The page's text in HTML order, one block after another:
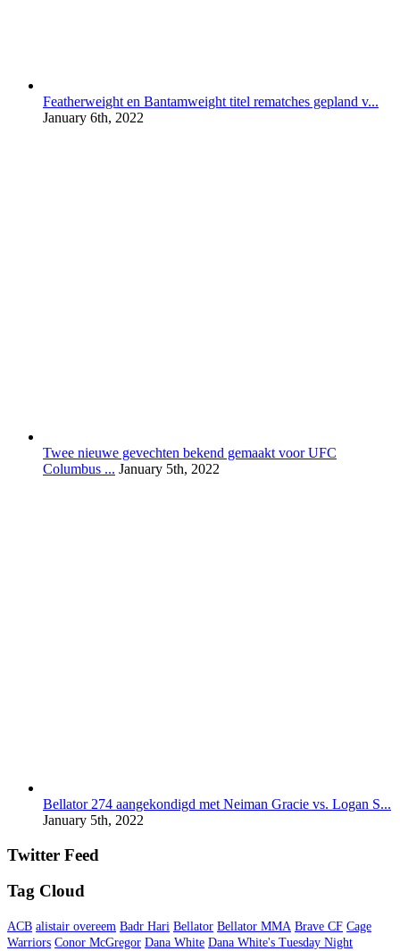
Featherweight en Bantamweight titel rematches gepland v...
January 6th, 2022
Twee nieuwe gevechten bekend gemaakt voor UFC
Columbus ... January 5th, 2022
Bellator 274 aangekondigd met Neiman Gracie vs. Logan S...
January 5th, 2022
Twitter Feed
Tag Cloud
ACB alistair overeem Badr Hari Bellator Bellator MMA Brave CF Cage
Warriors Conor McGregor Dana White Dana White's Tuesday Night